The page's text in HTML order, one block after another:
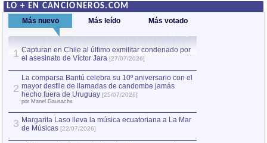
LO + EN CANCIONEROS.COM
Más nuevo Más leído Más votado
1 Capturan en Chile al último exmilitar condenado por
el asesinato de Víctor Jara [27/07/2026]
2
La comparsa Bantú celebra su 10º aniversario con el
mayor desfile de llamadas de candombe jamás
hecho fuera de Uruguay [25/07/2026]
por Manel Gausachs
3 Margarita Laso lleva la música ecuatoriana a La Mar
de Músicas [22/07/2026]